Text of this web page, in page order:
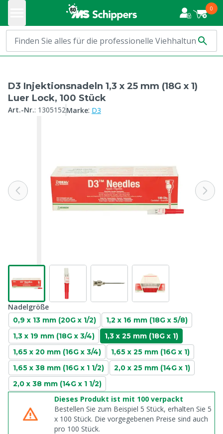
0
D3 Injektionsnadeln 1,3 x 25 mm (18G x 1)
Luer Lock, 100 Stück
Art.-Nr.: 1305152Marke: D3
Nadelgröße
0,9 x 13 mm (20G x 1/2)
1,2 x 16 mm (18G x 5/8)
1,3 x 19 mm (18G x 3/4)
1,3 x 25 mm (18G x 1)
1,65 x 20 mm (16G x 3/4)
1,65 x 25 mm (16G x 1)
1,65 x 38 mm (16G x 1 1/2)
2,0 x 25 mm (14G x 1)
2,0 x 38 mm (14G x 1 1/2)
Dieses Produkt ist mit 100 verpackt
Bestellen Sie zum Beispiel 5 Stück, erhalten Sie 5
x 100 Stück. Die vorgegebenen Preise sind auch
pro 100 Stück.